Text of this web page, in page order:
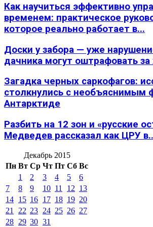
Как научиться эффективно
временем: практическое
которое реально работает в...
Доски у забора — уже
дачника могут оштрафовать за
Загадка черных саркофагов:
столкнулись с необъяснимым
Антарктиде
Разбить на 12 зон и «русские
Медведев рассказал как ЦРУ
Декабрь 2015
Пн Вт Ср Чт Пт Сб Вс
1
2 3 4 5
6
7
8 9 10 11 12 13
14 15 16 17 18 19 20
21
22 23 24 25 26 27
28 29 30 31